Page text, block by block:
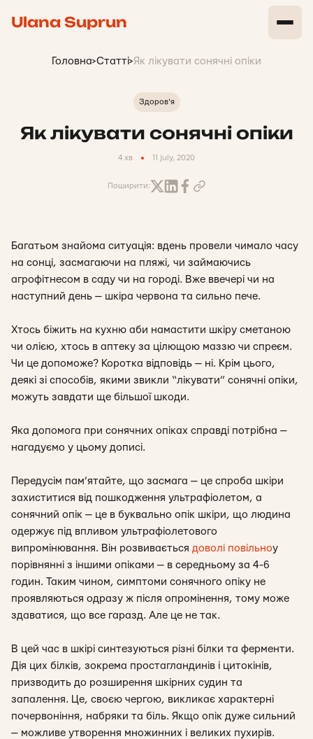
Ulana Suprun
Головна>Статті>Як лікувати сонячні опіки
Здоров'я
Як лікувати сонячні опіки
4 хв 11 july, 2020
Поширити:
Багатьом знайома ситуація: вдень провели чимало часу
на сонці, засмагаючи на пляжі, чи займаючись
агрофітнесом в саду чи на городі. Вже ввечері чи на
наступний день — шкіра червона та сильно пече.
Хтось біжить на кухню аби намастити шкіру сметаною
чи олією, хтось в аптеку за цілющою маззю чи спреєм.
Чи це допоможе? Коротка відповідь — ні. Крім цього,
деякі зі способів, якими звикли “лікувати” сонячні опіки,
можуть завдати ще більшої шкоди.
Яка допомога при сонячних опіках справді потрібна —
нагадуємо у цьому дописі.
Передусім пам’ятайте, що засмага — це спроба шкіри
захиститися від пошкодження ультрафіолетом, а
сонячний опік — це в буквально опік шкіри, що людина
одержує під впливом ультрафіолетового
випромінювання. Він розвивається доволі повільноу
порівнянні з іншими опіками — в середньому за 4-6
годин. Таким чином, симптоми сонячного опіку не
проявляються одразу ж після опромінення, тому може
здаватися, що все гаразд. Але це не так.
В цей час в шкірі синтезуються різні білки та ферменти.
Дія цих білків, зокрема простагландинів і цитокінів,
призводить до розширення шкірних судин та
запалення. Це, своєю чергою, викликає характерні
почервоніння, набряки та біль. Якщо опік дуже сильний
— можливе утворення множинних і великих пухирів.